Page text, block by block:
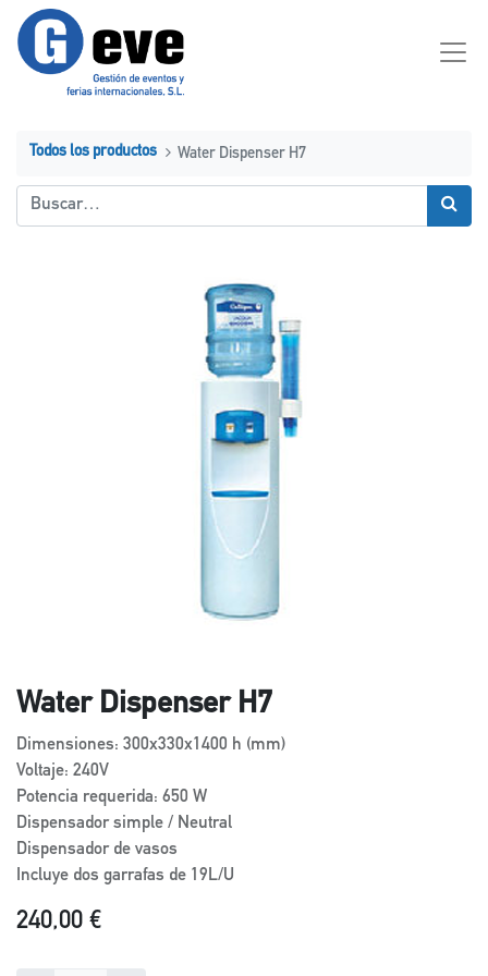
Todos los productos Water Dispenser H7
Water Dispenser H7
Dimensiones: 300x330x1400 h (mm)
Voltaje: 240V
Potencia requerida: 650 W
Dispensador simple / Neutral
Dispensador de vasos
Incluye dos garrafas de 19L/U
240,00 €